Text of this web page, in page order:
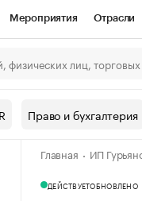
Мероприятия Отрасли
Спецпроекты
наличной валюты
Право и бухгалтерия
Главная ИП
ДЕЙСТВУЕТОБНОВЛЕНО